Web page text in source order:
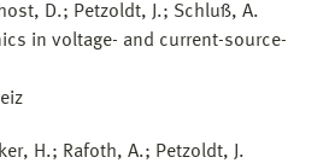
D.; Petzoldt, J.; Schluß, A.
in voltage- and current-source-
H.; Rafoth, A.; Petzoldt, J.